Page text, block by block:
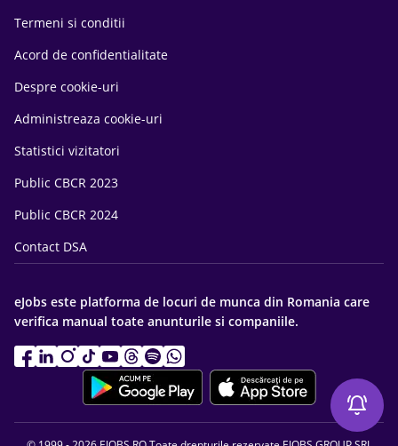
Termeni si conditii
Acord de confidentialitate
Despre cookie-uri
Administreaza cookie-uri
Statistici vizitatori
Public CBCR 2023
Public CBCR 2024
Contact DSA
eJobs este platforma de locuri de munca din Romania care
verifica manual toate anunturile si companiile.